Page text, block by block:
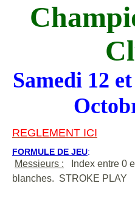
Samedi 12
REGLEMENT ICI
FORMULE DE JEU:
Messieurs : Index entre 0
blanches. STROKE PLAY